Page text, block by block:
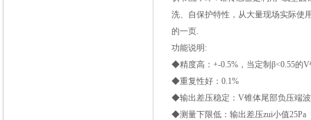
洗、自保护特性，从大量现场实际使
的一页.
功能说明:
◆精度高：+-0.5%，当定制β<0.55的
◆重复性好：0.1%
◆输出差压稳定：V锥体尾部负压端
◆测量下限低：输出差压zui小值25Pa